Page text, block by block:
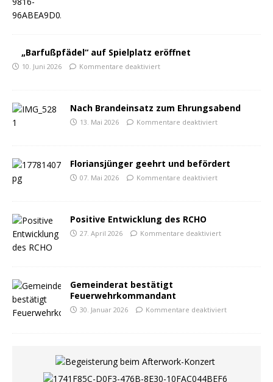
„Barfußpfädel“ auf Spielplatz eröffnet
10. Juni 2026 Kommentare deaktiviert
Nach Brandeinsatz zum Ehrungsabend
13. Mai 2026 Kommentare deaktiviert
Floriansjünger geehrt und befördert
07. Mai 2026 Kommentare deaktiviert
Positive Entwicklung des RCHO
27. April 2026 Kommentare deaktiviert
Gemeinderat bestätigt
Feuerwehrkommandant
30. Januar 2026 Kommentare deaktiviert